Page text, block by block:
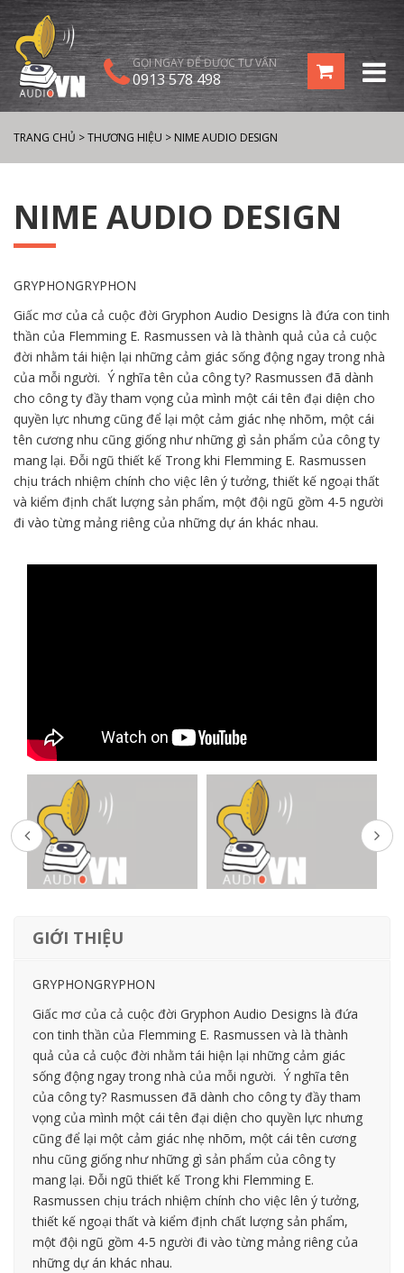
GỌI NGAY ĐỂ ĐƯỢC TƯ VẤN
0913 578 498
TRANG CHỦ >THƯƠNG HIỆU > NIME AUDIO DESIGN
NIME AUDIO DESIGN
GRYPHONGRYPHON
Giấc mơ của cả cuộc đời Gryphon Audio Designs là đứa con tinh
thần của Flemming E. Rasmussen và là thành quả của cả cuộc
đời nhằm tái hiện lại những cảm giác sống động ngay trong nhà
của mỗi người. Ý nghĩa tên của công ty? Rasmussen đã dành
cho công ty đầy tham vọng của mình một cái tên đại diện cho
quyền lực nhưng cũng để lại một cảm giác nhẹ nhõm, một cái
tên cương nhu cũng giống như những gì sản phẩm của công ty
mang lại. Đỗi ngũ thiết kế Trong khi Flemming E. Rasmussen
chịu trách nhiệm chính cho việc lên ý tưởng, thiết kế ngoại thất
và kiểm định chất lượng sản phẩm, một đội ngũ gồm 4-5 người
đi vào từng mảng riêng của những dự án khác nhau.
GIỚI THIỆU
GRYPHONGRYPHON
Giấc mơ của cả cuộc đời Gryphon Audio Designs là đứa
con tinh thần của Flemming E. Rasmussen và là thành
quả của cả cuộc đời nhằm tái hiện lại những cảm giác
sống động ngay trong nhà của mỗi người. Ý nghĩa tên
của công ty? Rasmussen đã dành cho công ty đầy tham
vọng của mình một cái tên đại diện cho quyền lực nhưng
cũng để lại một cảm giác nhẹ nhõm, một cái tên cương
nhu cũng giống như những gì sản phẩm của công ty
mang lại. Đỗi ngũ thiết kế Trong khi Flemming E.
Rasmussen chịu trách nhiệm chính cho việc lên ý tưởng,
thiết kế ngoại thất và kiểm định chất lượng sản phẩm,
một đội ngũ gồm 4-5 người đi vào từng mảng riêng của
những dự án khác nhau.